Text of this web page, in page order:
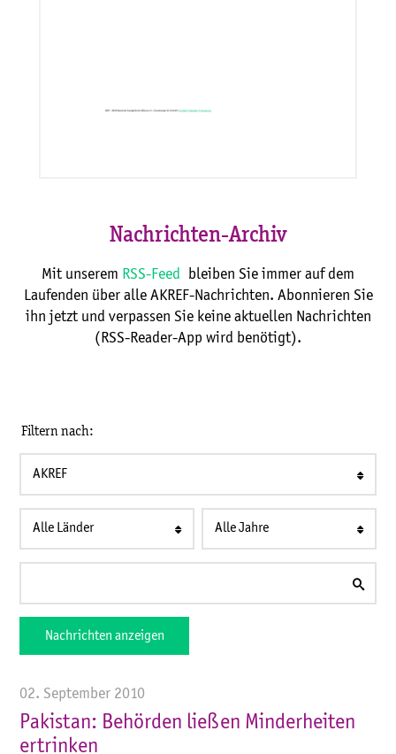
Nachrichten-Archiv
Mit unserem RSS-Feed bleiben Sie immer auf dem
Laufenden über alle AKREF-Nachrichten. Abonnieren Sie
ihn jetzt und verpassen Sie keine aktuellen Nachrichten
(RSS-Reader-App wird benötigt).
Filtern nach:
AKREF
Alle Länder Alle Jahre
Nachrichten anzeigen
02. September 2010
Pakistan: Behörden ließen Minderheiten
ertrinken